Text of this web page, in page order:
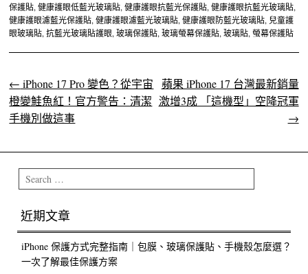
保護貼,健康護眼低藍光玻璃貼,健康護眼抗藍光保護貼,健康護眼抗藍光玻璃貼,
健康護眼濾藍光保護貼,健康護眼濾藍光玻璃貼,健康護眼防藍光玻璃貼, 兒童護
眼玻璃貼,抗藍光玻璃貼護眼,玻璃保護貼,玻璃螢幕保護貼,玻璃貼,螢幕保護貼
Post navigation
← iPhone 17 Pro 變色？從宇宙
橙變鮭魚紅！官方警告：清潔
手機別做這事
蘋果 iPhone 17 台灣最新銷量
激增3成 「這機型」空降冠軍
→
Search
近期文章
iPhone 保護方式完整指南｜包膜、玻璃保護貼、手機殼怎麼選？
一次了解最佳保護方案